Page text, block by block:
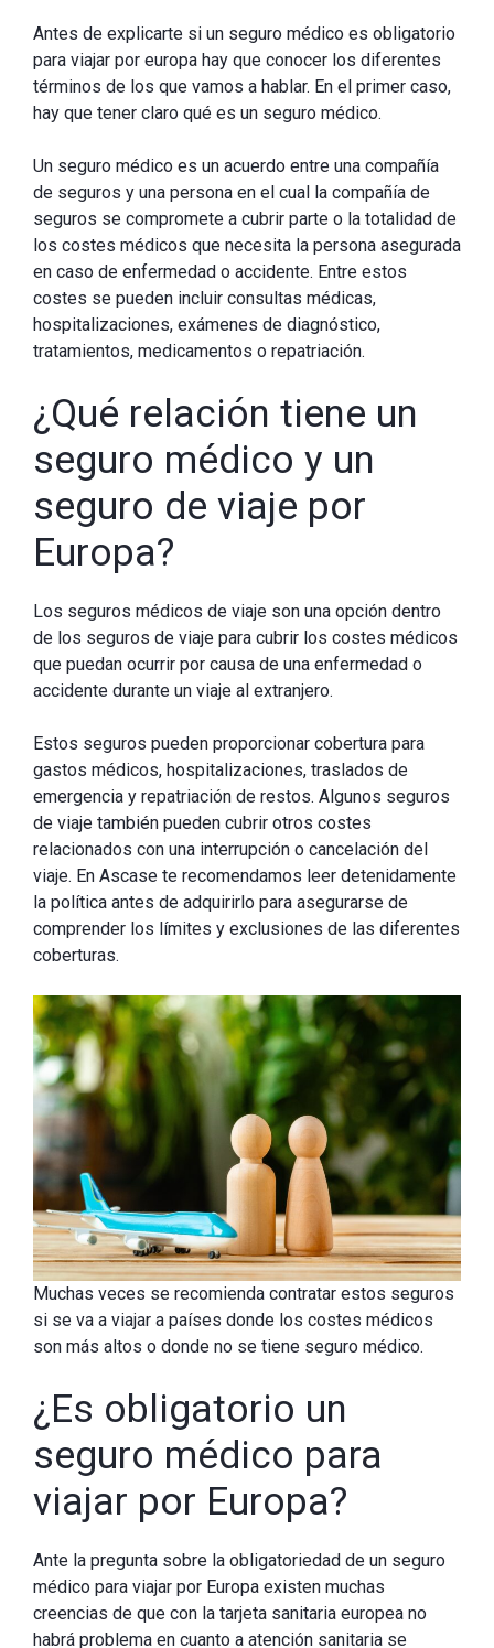
Antes de explicarte si un seguro médico es obligatorio
para viajar por europa hay que conocer los diferentes
términos de los que vamos a hablar. En el primer caso,
hay que tener claro qué es un seguro médico.
Un seguro médico es un acuerdo entre una compañía
de seguros y una persona en el cual la compañía de
seguros se compromete a cubrir parte o la totalidad de
los costes médicos que necesita la persona asegurada
en caso de enfermedad o accidente. Entre estos
costes se pueden incluir consultas médicas,
hospitalizaciones, exámenes de diagnóstico,
tratamientos, medicamentos o repatriación.
¿Qué relación tiene un
seguro médico y un
seguro de viaje por
Europa?
Los seguros médicos de viaje son una opción dentro
de los seguros de viaje para cubrir los costes médicos
que puedan ocurrir por causa de una enfermedad o
accidente durante un viaje al extranjero.
Estos seguros pueden proporcionar cobertura para
gastos médicos, hospitalizaciones, traslados de
emergencia y repatriación de restos. Algunos seguros
de viaje también pueden cubrir otros costes
relacionados con una interrupción o cancelación del
viaje. En Ascase te recomendamos leer detenidamente
la política antes de adquirirlo para asegurarse de
comprender los límites y exclusiones de las diferentes
coberturas.
Muchas veces se recomienda contratar estos seguros
si se va a viajar a países donde los costes médicos
son más altos o donde no se tiene seguro médico.
¿Es obligatorio un
seguro médico para
viajar por Europa?
Ante la pregunta sobre la obligatoriedad de un seguro
médico para viajar por Europa existen muchas
creencias de que con la tarjeta sanitaria europea no
habrá problema en cuanto a atención sanitaria se